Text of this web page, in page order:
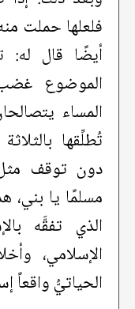
فلعلها حملت
أيضًا قال له:
الموضوع
المساء
تُطلِّقها
دون توقف
مسلمًا يا بني،
الذي تفقَّه
الإسلامي،
الحياتيُّ واقعاً